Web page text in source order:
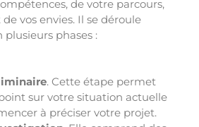
de votre parcours,
vos envies. Il se déroule
phases :
. Cette étape permet
sur votre situation actuelle
à préciser votre projet.